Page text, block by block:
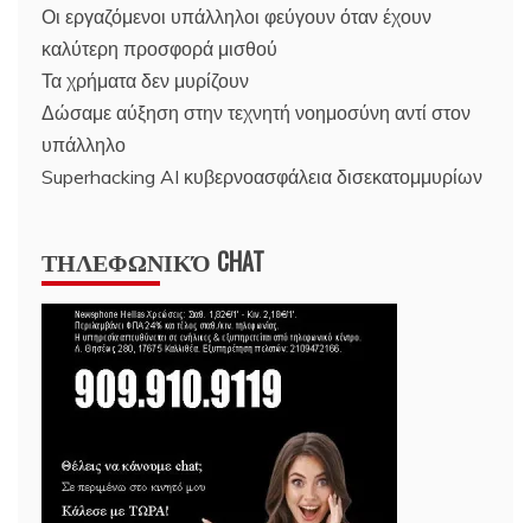
Οι εργαζόμενοι υπάλληλοι φεύγουν όταν έχουν
καλύτερη προσφορά μισθού
Τα χρήματα δεν μυρίζουν
Δώσαμε αύξηση στην τεχνητή νοημοσύνη αντί στον
υπάλληλο
Superhacking AI κυβερνοασφάλεια δισεκατομμυρίων
ΤΗΛΕΦΩΝΙΚΌ CHAT